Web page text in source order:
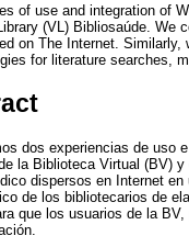
of use and integration of
(VL) Bibliosaúde. We
on The Internet.
for literature searches,
dos experiencias de uso
la Biblioteca Virtual (BV)
dispersos en Internet
de los bibliotecarios de
que los usuarios de la